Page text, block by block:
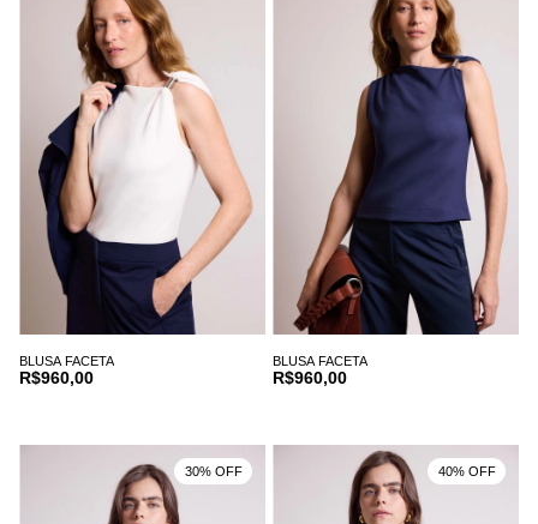
BLUSA FACETA
R$960,00
BLUSA FACETA
R$960,00
30% OFF 40% OFF